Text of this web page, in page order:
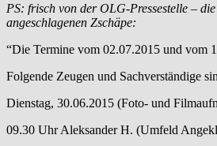
PS: frisch von der OLG-Pressestelle –
angeschlagenen Zschäpe:
“Die Termine vom 02.07.2015 und vom
Folgende Zeugen und Sachverständige
Dienstag, 30.06.2015 (Foto- und
09.30 Uhr Aleksander H. (Umfeld